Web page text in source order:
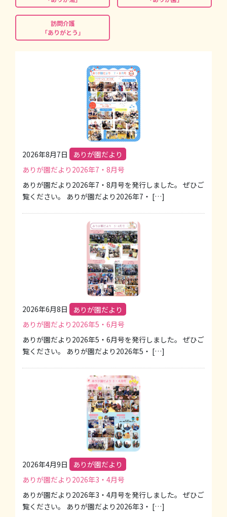
訪問介護
「ありがとう」
2026年8月7日
ありが園だより
ありが園だより2026年7・8月号
ありが園だより2026年7・8月号を発行しました。 ぜひご
覧ください。 ありが園だより2026年7・ […]
2026年6月8日
ありが園だより
ありが園だより2026年5・6月号
ありが園だより2026年5・6月号を発行しました。 ぜひご
覧ください。 ありが園だより2026年5・ […]
2026年4月9日
ありが園だより
ありが園だより2026年3・4月号
ありが園だより2026年3・4月号を発行しました。 ぜひご
覧ください。 ありが園だより2026年3・ […]